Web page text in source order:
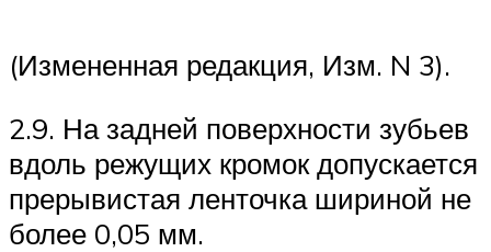
(Измененная редакция, Изм. N 3).
2.9. На задней поверхности зубьев
вдоль режущих кромок допускается
прерывистая ленточка шириной не
более 0,05 мм.